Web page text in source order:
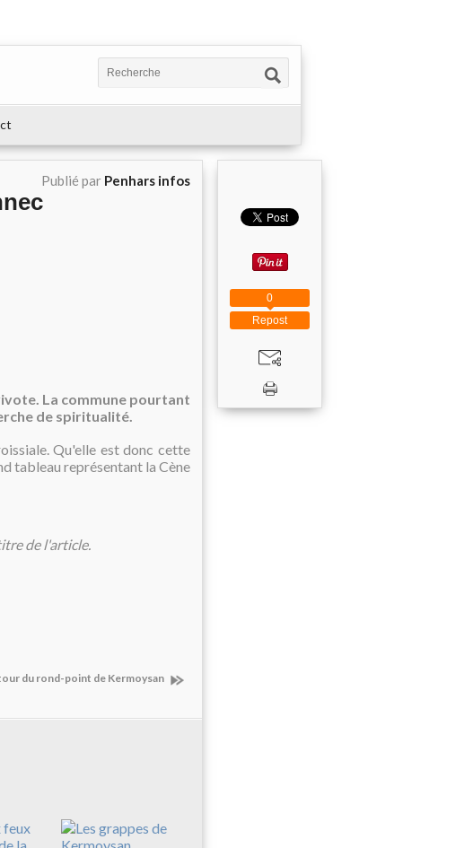
Publié par Penhars infos
La commune pourtant
de spiritualité.
Qu'elle est donc cette
tableau représentant la Cène
de l'article.
du rond-point de Kermoysan
Repost
0